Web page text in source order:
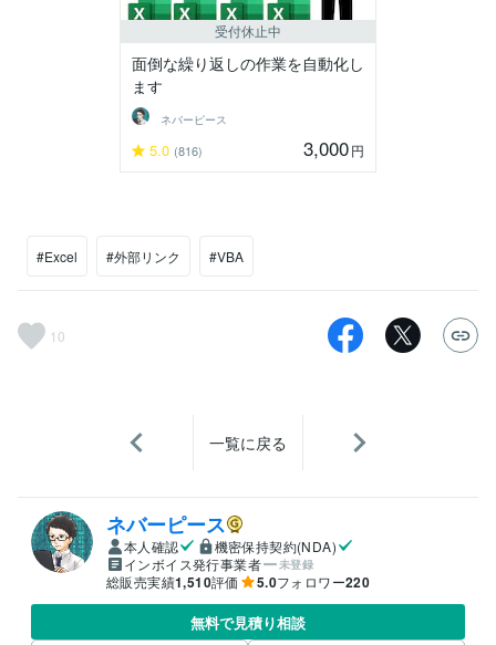
受付休止中
面倒な繰り返しの作業を自動化し
ます
ネバーピース
5.0 (816) 3,000円
#Excel #外部リンク #VBA
10
一覧に戻る
ネバーピース
本人確認
機密保持契約(NDA)
インボイス発行事業者
未登録
総販売実績1,510評価 5.0フォロワー220
無料で見積り相談